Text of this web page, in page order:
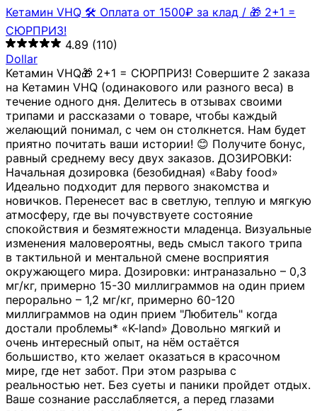
Кетамин VHQ 🛠 Оплата от 1500₽ за клад / 🎁 2+1 =
СЮРПРИЗ!
4.89 (110)
Dollar
Кетамин VHQ🎁 2+1 = СЮРПРИЗ! Совершите 2 заказа
на Кетамин VHQ (одинакового или разного веса) в
течение одного дня. Делитесь в отзывах своими
трипами и рассказами о товаре, чтобы каждый
желающий понимал, с чем он столкнется. Нам будет
приятно почитать ваши истории! 😊 Получите бонус,
равный среднему весу двух заказов. ДОЗИРОВКИ:
Начальная дозировка (безобидная) «Baby food»
Идеально подходит для первого знакомства и
новичков. Перенесет вас в светлую, теплую и мягкую
атмосферу, где вы почувствуете состояние
спокойствия и безмятежности младенца. Визуальные
изменения маловероятны, ведь смысл такого трипа
в тактильной и ментальной смене восприятия
окружающего мира. Дозировки: интраназально – 0,3
мг/кг, примерно 15-30 миллиграммов на один прием
перорально – 1,2 мг/кг, примерно 60-120
миллиграммов на один прием "Любитель" когда
достали проблемы* «K-land» Довольно мягкий и
очень интересный опыт, на нём остаётся
большиство, кто желает оказаться в красочном
мире, где нет забот. При этом разрыва с
реальностью нет. Без суеты и паники пройдет отдых.
Ваше сознание расслабляется, а перед глазами